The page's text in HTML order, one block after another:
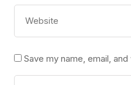
Save my name, email,